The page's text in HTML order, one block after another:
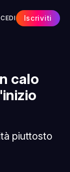
Iscriviti
calo
piuttosto